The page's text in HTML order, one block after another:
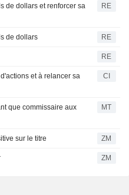
de dollars et renforcer sa
RE
de dollars RE
RE
et à relancer sa
CI
que commissaire aux
MT
sur le titre ZM
ZM